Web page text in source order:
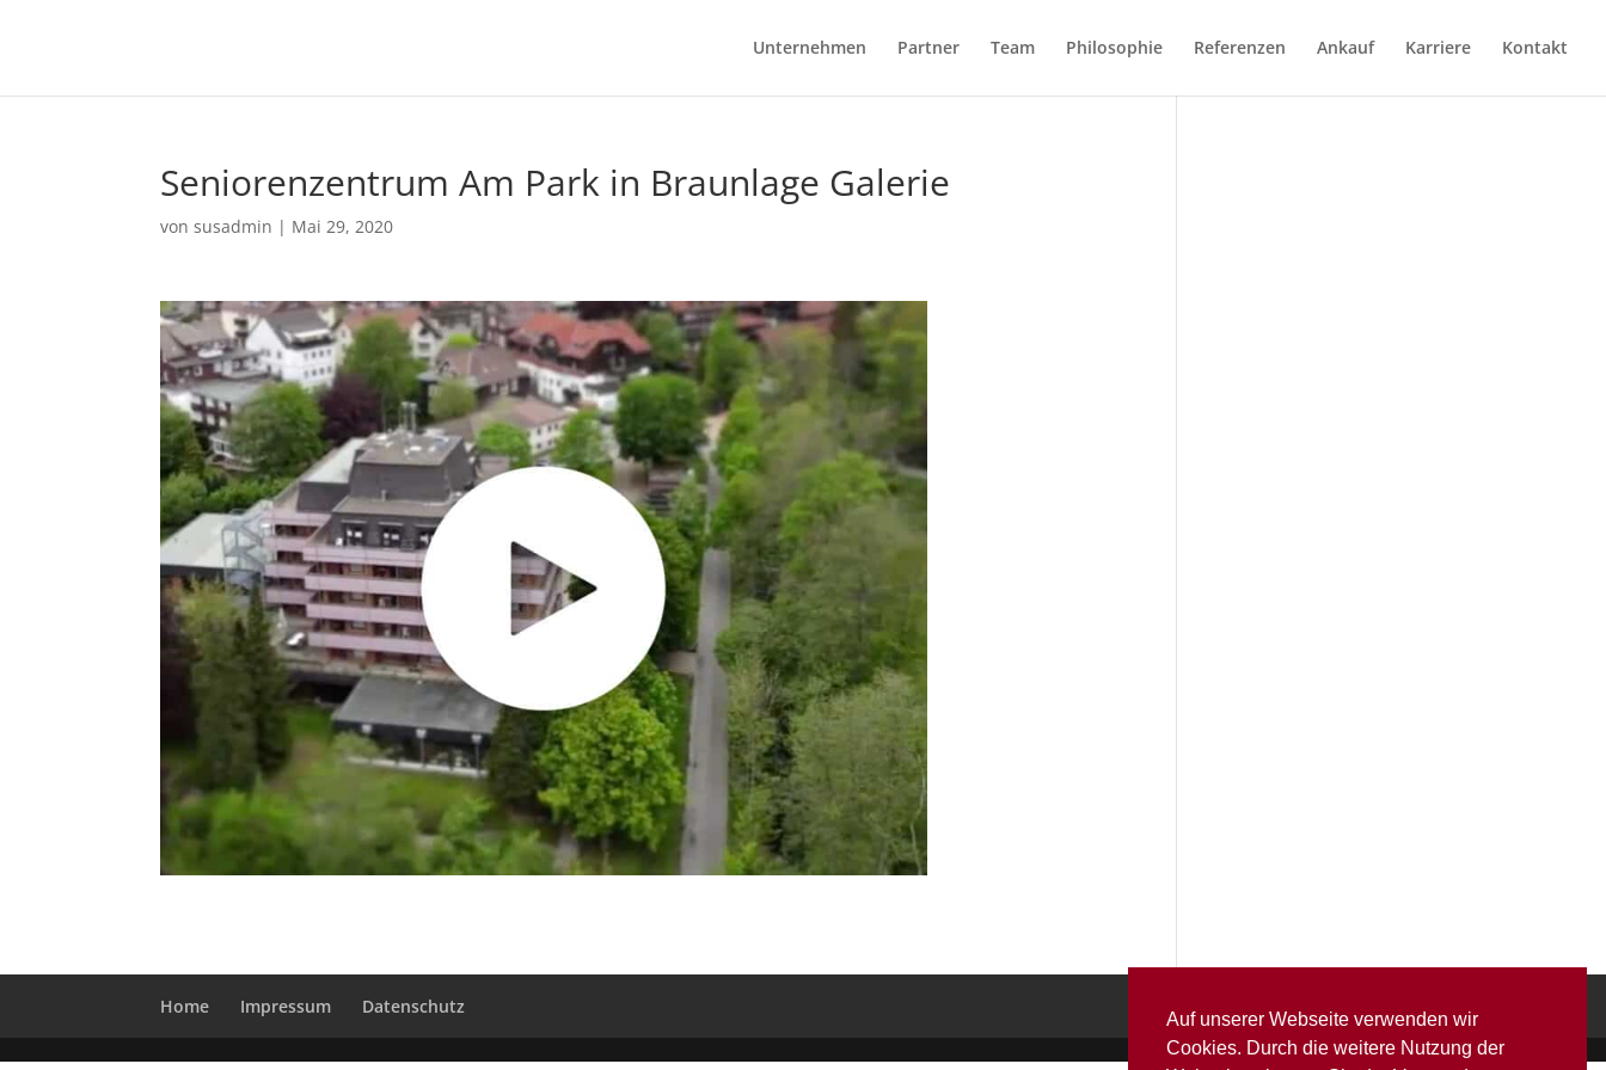
Unternehmen Partner Team Philosophie Referenzen Ankauf Karriere Kontakt
Seniorenzentrum Am Park in Braunlage Galerie
vonsusadmin | Mai 29, 2020
Home Impressum Datenschutz
Auf unserer Webseite verwenden wir
Cookies. Durch die weitere Nutzung der